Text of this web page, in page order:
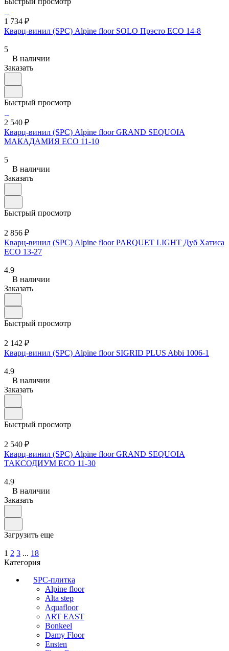
1 734 ₽
Кварц-винил (SPC) Alpine floor SOLO Прэсто ЕСО 14-8
5
В наличии
Заказать
Быстрый просмотр
2 540 ₽
Кварц-винил (SPC) Alpine floor GRAND SEQUOIA
МАКАДАМИЯ ECO 11-10
5
В наличии
Заказать
Быстрый просмотр
2 856 ₽
Кварц-винил (SPC) Alpine floor PARQUET LIGHT Дуб Хатиса
ЕСО 13-27
4.9
В наличии
Заказать
Быстрый просмотр
2 142 ₽
Кварц-винил (SPC) Alpine floor SIGRID PLUS Abbi 1006-1
4.9
В наличии
Заказать
Быстрый просмотр
2 540 ₽
Кварц-винил (SPC) Alpine floor GRAND SEQUOIA
ТАКСОДИУМ ECO 11-30
4.9
В наличии
Заказать
Загрузить еще
1 2 3 ... 18
Категория
SPC-плитка
Alpine floor
Alta step
Aquafloor
ART EAST
Bonkeel
Damy Floor
Ensten